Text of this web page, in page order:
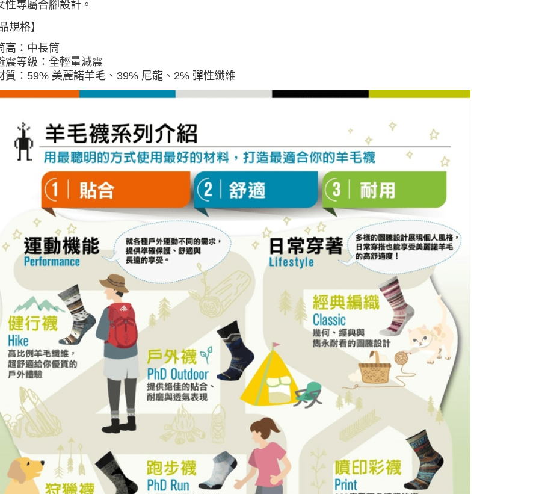
性專屬合腳設計。
規格】
高： 中長筒
震等級：全輕量減震
質： 59% 美麗諾羊毛、39% 尼龍、2% 彈性纖維